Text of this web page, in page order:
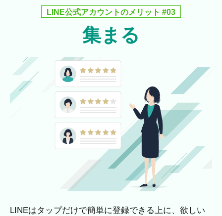
LINE公式アカウントのメリット #03
集まる
LINEはタップだけで簡単に登録できる上に、欲しい